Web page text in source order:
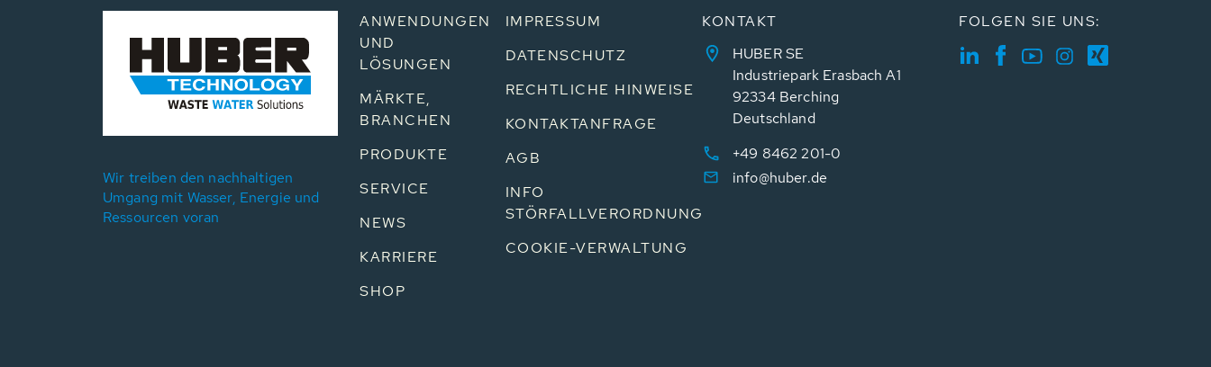
Wir treiben den nachhaltigen
Umgang mit Wasser, Energie und
Ressourcen voran
ANWENDUNGEN
UND
LÖSUNGEN
MÄRKTE,
BRANCHEN
PRODUKTE
SERVICE
NEWS
KARRIERE
SHOP
IMPRESSUM
DATENSCHUTZ
RECHTLICHE HINWEISE
KONTAKTANFRAGE
AGB
INFO
STÖRFALLVERORDNUNG
COOKIE-VERWALTUNG
KONTAKT
HUBER SE
Industriepark Erasbach A1
92334 Berching
Deutschland
+49 8462 201-0
info@huber.de
FOLGEN SIE UNS: